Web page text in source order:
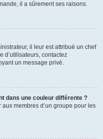
il a sûrement ses raisons.
il leur est attribué un chef
d’utilisateurs, contactez
un message privé.
dans une couleur différente ?
membres d’un groupe pour les